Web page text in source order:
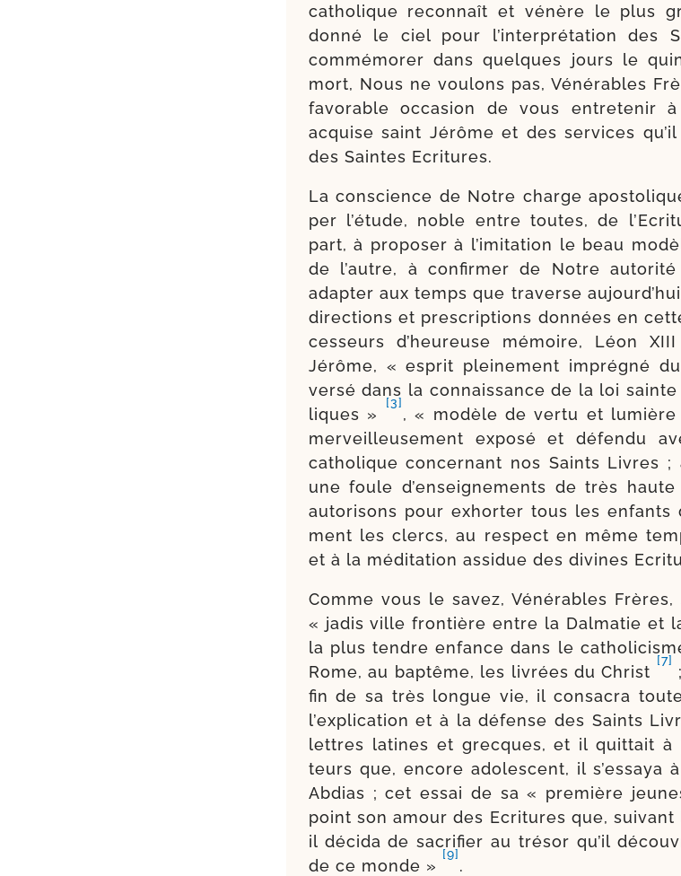
catho­lique recon­naît et vénère le plus
don­né le ciel pour l’interprétation des
com­mé­mo­rer dans quelques jours le
mort, Nous ne vou­lons pas, Vénérables
favo­rable occa­sion de vous entre­te­nir
acquise saint Jérôme et des ser­vices
des Saintes Ecritures.
La conscience de Notre charge
per l’étude, noble entre toutes, de
part, à pro­po­ser à l’imitation le beau
de l’autre, à confir­mer de Notre
adap­ter aux temps que tra­verse
direc­tions et pres­crip­tions don­nées en
ces­seurs d’heureuse mémoire, Léon
Jérôme, « esprit plei­ne­ment impré­gné
ver­sé dans la connais­sance de la loi sainte
liques »
[3]
, « modèle de ver­tu et
mer­veilleu­se­ment expo­sé et défen­du
catho­lique concer­nant nos Saints Livres
une foule d’enseignements de très
auto­ri­sons pour exhor­ter tous les enfants
ment les clercs, au res­pect en même
et à la médi­ta­tion assi­due des divines
Comme vous le savez, Vénérables
« jadis ville fron­tière entre la Dalmatie et
la plus tendre enfance dans le
Rome, au bap­tême, les livrées du Christ
[7]
fin de sa très longue vie, il consa­cra
l’explication et à la défense des Saints
lettres latines et grecques, et il quit­tait
teurs que, encore ado­les­cent, il s’essaya
Abdias ; cet essai de sa « pre­mière
point son amour des Ecritures que, sui­vant
il déci­da de sacri­fier au tré­sor qu’il
de ce monde »
[9]
.